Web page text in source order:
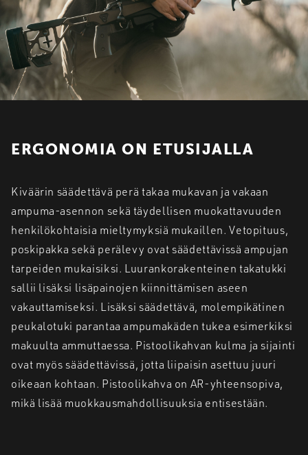
ERGONOMIA ON ETUSIJALLA
Kiväärin säädettävä perä takaa mukavan ja vakaan
ampuma-asennon sekä täydellisen muokattavuuden
henkilökohtaisia mieltymyksiä mukaillen. Vetopituus,
poskipakka sekä perälevy ovat säädettävissä ampujan
tarpeiden mukaisiksi. Luurankorakenteinen takatukki
sallii lisäksi lisäpainojen kiinnittämisen aseen
vakauttamiseksi. Lisäksi säädettävä, molempikätinen
peukalotuki parantaa ampumakäden tukea esimerkiksi
makuulta ammuttaessa. Pistoolikahvan kulma ja sijainti
ovat myös säädettävissä, jotta liipaisin asettuu juuri
oikeaan kohtaan. Pistoolikahva on AR-yhteensopiva,
mikä lisää muokkausmahdollisuuksia entisestään.